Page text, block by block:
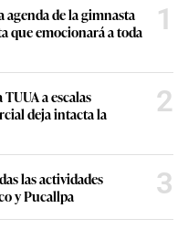
agenda de la gimnasta
que emocionará a toda
1
a escalas
deja intacta la
2
las actividades
y Pucallpa
3